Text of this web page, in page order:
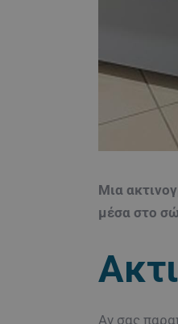
Μια
μέσα στο
Αν σας